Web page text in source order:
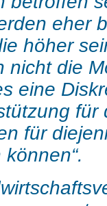
eher
höher
nicht die
eine
für
für